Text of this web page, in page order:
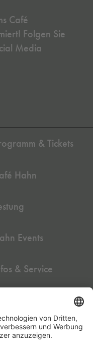
Café
Folgen Sie
Media
& Tickets
Hahn
Events
& Service